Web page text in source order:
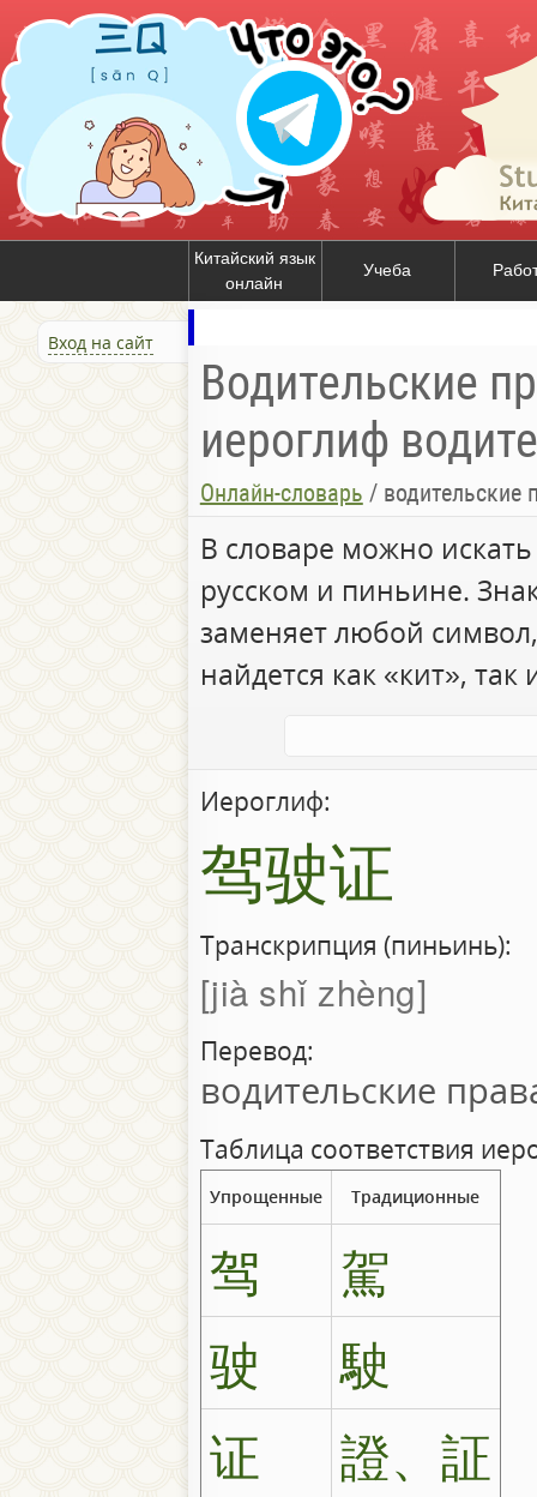
Китайский язык
онлайн
Учеба
Вход на сайт
Водительские
иероглиф
Онлайн-словарь / водительские
В словаре можно
русском и пиньине.
заменяет любой
найдется как «кит», так
Иероглиф:
驾驶证
Транскрипция (пиньинь):
jià shǐ zhèng
Перевод:
водительские
Таблица соответствия
Упрощенные Традиционные
驾
駕
驶
駛
证
證、証